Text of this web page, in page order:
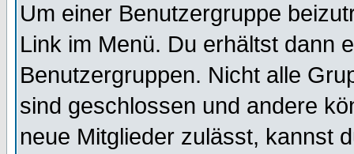
Um einer Benutzergruppe
Link im Menü. Du erhältst dann
Benutzergruppen. Nicht alle
sind geschlossen und andere
neue Mitglieder zulässt, kannst